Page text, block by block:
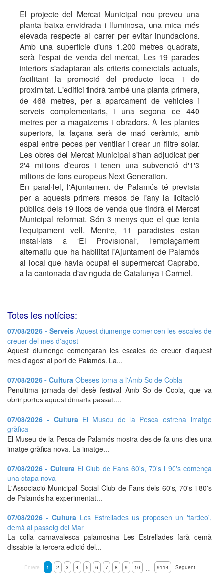
El projecte del Mercat Municipal nou preveu una
planta baixa envidrada i lluminosa, una mica més
elevada respecte al carrer per evitar inundacions.
Amb una superfície d'uns 1.200 metres quadrats,
serà l'espai de venda del mercat, Les 19 parades
interiors s'adaptaran als criteris comercials actuals,
facilitant la promoció del producte local i de
proximitat. L'edifici tindrà també una planta primera,
de 468 metres, per a aparcament de vehicles i
serveis complementaris, i una segona de 440
metres per a magatzems i obradors. A les plantes
superiors, la façana serà de maó ceràmic, amb
espai entre peces per ventilar i crear un filtre solar.
Les obres del Mercat Municipal s'han adjudicat per
2'4 milions d'euros i tenen una subvenció d'1'3
milions de fons europeus Next Generation.
En paral·lel, l'Ajuntament de Palamós té prevista
per a aquests primers mesos de l'any la licitació
pública dels 19 llocs de venda que tindrà el Mercat
Municipal reformat. Són 3 menys que el que tenia
l'equipament vell. Mentre, 11 paradistes estan
instal·lats a 'El Provisional', l'emplaçament
alternatiu que ha habilitat l'Ajuntament de Palamós
al local que havia ocupat el supermercat Caprabo,
a la cantonada d'avinguda de Catalunya i Carmel.
Totes les notícies:
07/08/2026 - Serveis Aquest diumenge comencen les escales de
creuer del mes d'agost
Aquest diumenge començaran les escales de creuer d'aquest
mes d'agost al port de Palamós. La...
07/08/2026 - Cultura Obeses torna a l'Amb So de Cobla
Penúltima jornada del desè festival Amb So de Cobla, que va
obrir portes aquest dimarts passat....
07/08/2026 - Cultura El Museu de la Pesca estrena imatge
gràfica
El Museu de la Pesca de Palamós mostra des de fa uns dies una
imatge gràfica nova. La imatge...
07/08/2026 - Cultura El Club de Fans 60's, 70's i 90's comença
una etapa nova
L'Associació Municipal Social Club de Fans dels 60's, 70's i 80's
de Palamós ha experimentat...
07/08/2026 - Cultura Les Estrellades us proposen un 'tardeo',
demà al passeig del Mar
La colla carnavalesca palamosina Les Estrellades farà demà
dissabte la tercera edició del...
Enrere 1 2 3 4 5 6 7 8 9 10 … 9114 Següent